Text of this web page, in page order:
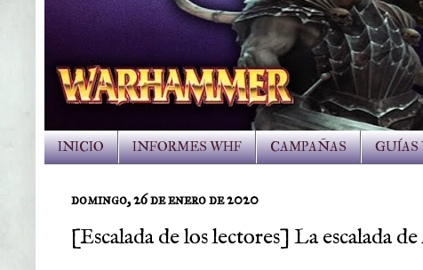
INICIO INFORMES WHF CAMPAÑAS GUÍAS
domingo, 26 de enero de 2020
[Escalada de los lectores] La escalada